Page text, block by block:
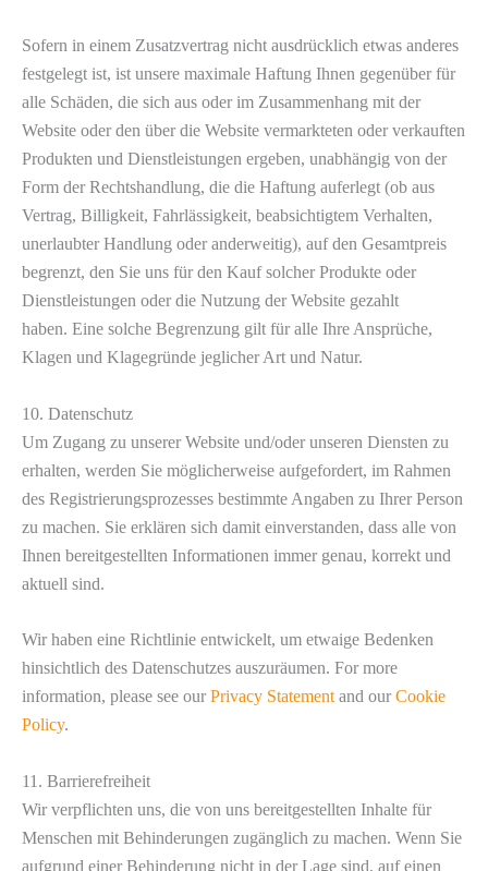
Sofern in einem Zusatzvertrag nicht ausdrücklich etwas anderes
festgelegt ist, ist unsere maximale Haftung Ihnen gegenüber für
alle Schäden, die sich aus oder im Zusammenhang mit der
Website oder den über die Website vermarkteten oder verkauften
Produkten und Dienstleistungen ergeben, unabhängig von der
Form der Rechtshandlung, die die Haftung auferlegt (ob aus
Vertrag, Billigkeit, Fahrlässigkeit, beabsichtigtem Verhalten,
unerlaubter Handlung oder anderweitig), auf den Gesamtpreis
begrenzt, den Sie uns für den Kauf solcher Produkte oder
Dienstleistungen oder die Nutzung der Website gezahlt
haben. Eine solche Begrenzung gilt für alle Ihre Ansprüche,
Klagen und Klagegründe jeglicher Art und Natur.
10. Datenschutz
Um Zugang zu unserer Website und/oder unseren Diensten zu
erhalten, werden Sie möglicherweise aufgefordert, im Rahmen
des Registrierungsprozesses bestimmte Angaben zu Ihrer Person
zu machen. Sie erklären sich damit einverstanden, dass alle von
Ihnen bereitgestellten Informationen immer genau, korrekt und
aktuell sind.
Wir haben eine Richtlinie entwickelt, um etwaige Bedenken
hinsichtlich des Datenschutzes auszuräumen. For more
information, please see our Privacy Statement and our Cookie
Policy.
11. Barrierefreiheit
Wir verpflichten uns, die von uns bereitgestellten Inhalte für
Menschen mit Behinderungen zugänglich zu machen. Wenn Sie
aufgrund einer Behinderung nicht in der Lage sind, auf einen